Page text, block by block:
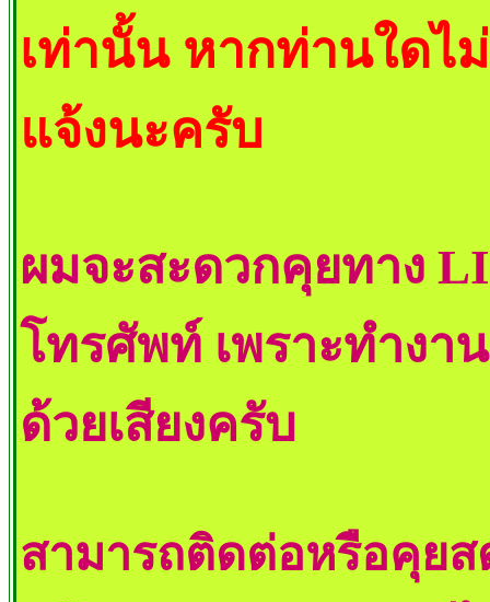
เท่านั้น หากท่านใดไ
แจ้งนะครับ
ผมจะสะดวกคุยทาง
โทรศัพท์ เพราะทำง
ด้วยเสียงครับ
สามารถติดต่อหรือคุย